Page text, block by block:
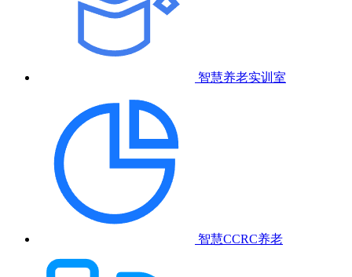
智慧养老实训室
智慧CCRC养老